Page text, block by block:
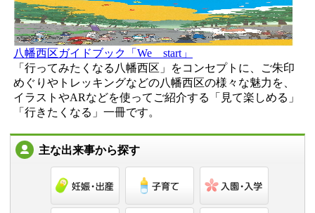
八幡西区ガイドブック「We start」
「行ってみたくなる八幡西区」をコンセプトに、ご朱印
めぐりやトレッキングなどの八幡西区の様々な魅力を、
イラストやARなどを使ってご紹介する「見て楽しめる」
「行きたくなる」一冊です。
主な出来事から探す